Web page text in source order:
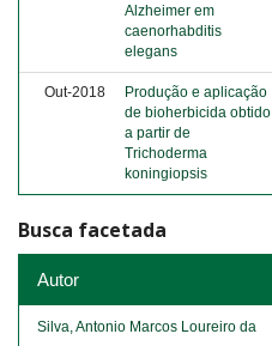
Alzheimer em
caenorhabditis
elegans
Out-2018
Produção e aplicação
de bioherbicida obtido
a partir de
Trichoderma
koningiopsis
Busca facetada
Autor
Silva, Antonio Marcos Loureiro da